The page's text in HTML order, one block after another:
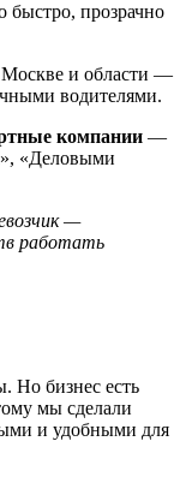
быстро, прозрачно
и области —
водителями.
компании —
«Деловыми
—
работать
Но бизнес есть
мы сделали
и удобными для